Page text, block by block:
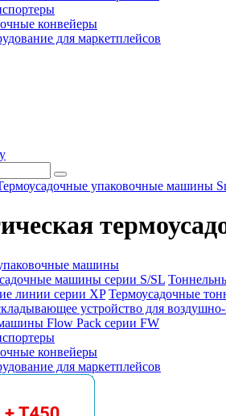
конвейеры
для маркетплейсов
упаковочные машины
машины
машины серии S/SL
линии серии XP Термоусадочные
устройство для
Flow Pack серии FW
конвейеры
для маркетплейсов